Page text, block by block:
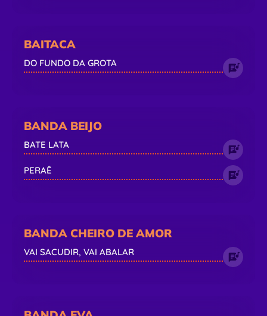
BAITACA
DO FUNDO DA GROTA
BANDA BEIJO
BATE LATA
PERAÊ
BANDA CHEIRO DE AMOR
VAI SACUDIR, VAI ABALAR